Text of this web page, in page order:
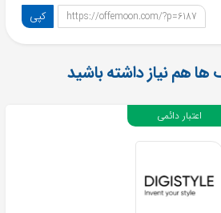
https://offemoon.com/?p=6187 کپی
هم نیاز داشته باشید
اعتبار دائمی